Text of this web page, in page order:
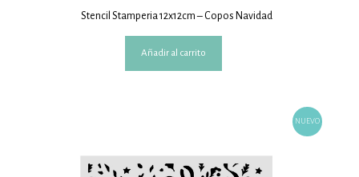
Stencil Stamperia 12x12cm – Copos Navidad
Añadir al carrito
NUEVO